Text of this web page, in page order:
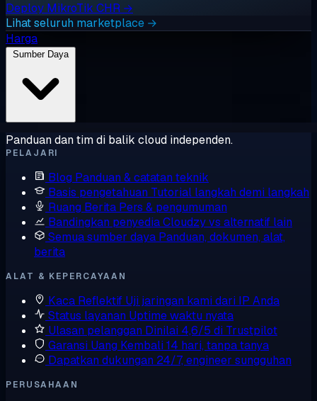
Deploy MikroTik CHR →
Lihat seluruh marketplace →
Harga
Sumber Daya
Panduan dan tim di balik cloud independen.
PELAJARI
Blog Panduan & catatan teknik
Basis pengetahuan Tutorial langkah demi langkah
Ruang Berita Pers & pengumuman
Bandingkan penyediaCloudzy vs alternatif lain
Semua sumber daya Panduan, dokumen, alat,
berita
ALAT & KEPERCAYAAN
Kaca Reflektif Uji jaringan kami dari IP Anda
Status layanan Uptime waktu nyata
Ulasan pelanggan Dinilai 4,6/5 di Trustpilot
Garansi Uang Kembali 14 hari, tanpa tanya
Dapatkan dukungan 24/7, engineer sungguhan
PERUSAHAAN